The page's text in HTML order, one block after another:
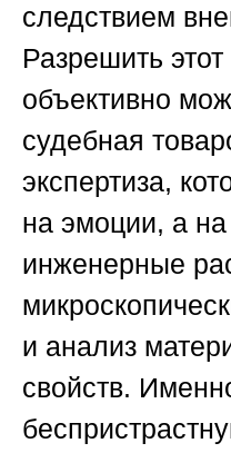
следствием
Разрешить
объективно
судебная
экспертиза,
на эмоции, а
инженерные
и анализ
свойств.